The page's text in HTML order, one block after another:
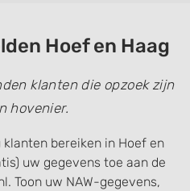
Hoef en Haag
klanten die opzoek zijn
hovenier.
bereiken in Hoef en
uw gegevens toe aan de
Toon uw NAW-gegevens,